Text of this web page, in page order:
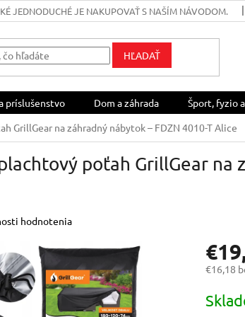
JEDNODUCHÉ JE NAKUPOVAŤ S NAŠÍM NÁVODOM.
HĽADAŤ
príslušenstvo Dom a záhrada Šport, fyzio
GrillGear na záhradný nábytok – FDZN 4010-T Alice
poťah GrillGear na
hodnotenia
€16,18
cena: